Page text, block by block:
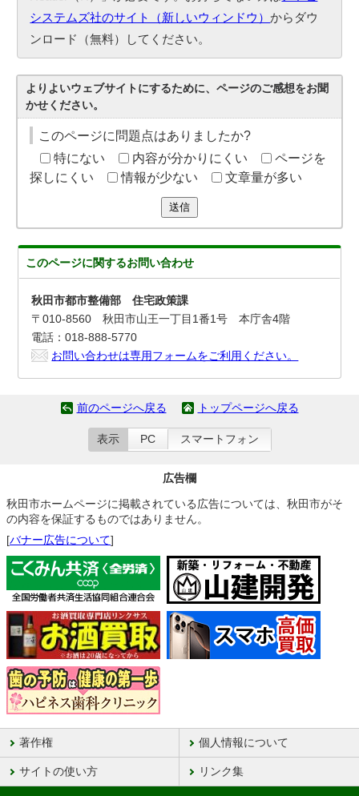
システムズ社のサイト（新しいウィンドウ）からダウ
ンロード（無料）してください。
よりよいウェブサイトにするために、ページのご感想をお聞
かせください。
このページに問題点はありましたか?
特にない
内容が分かりにくい
ページを
探しにくい
情報が少ない 文章量が多い
送信
このページに関するお問い合わせ
秋田市都市整備部 住宅政策課
〒010-8560 秋田市山王一丁目1番1号 本庁舎4階
電話：018-888-5770
お問い合わせは専用フォームをご利用ください。
前のページへ戻る トップページへ戻る
表示 PC スマートフォン
広告欄
秋田市ホームページに掲載されている広告については、秋田市がそ
の内容を保証するものではありません。
[バナー広告について]
著作権 個人情報について
サイトの使い方 リンク集